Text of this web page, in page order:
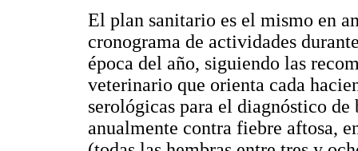
El plan sanitario es el mismo en
cronograma de actividades
época del año, siguiendo las
veterinario que orienta cada
serológicas para el diagnóstico
anualmente contra fiebre aftosa,